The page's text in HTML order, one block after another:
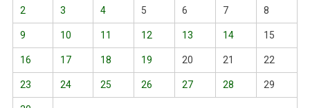
2 3 4 5 6 7 8
9 10 11 12 13 14 15
16 17 18 19 20 21 22
23 24 25 26 27 28 29